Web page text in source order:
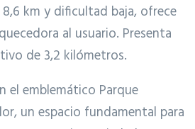
km y dificultad baja, ofrece
al usuario. Presenta
de 3,2 kilómetros.
el emblemático Parque
un espacio fundamental para